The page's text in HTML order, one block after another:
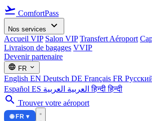
flight_takeoff ComfortPass
Nos services expand_more
Accueil VIP Salon VIP Transfert Aéroport
Livraison de bagages VVIP
Devenir partenaire
language FR expand_more
English EN Deutsch DE Français FR
Español ES العربية العربية हिन्दीहिन्दी
search Trouver votre aéroport
🌐 FR ▾